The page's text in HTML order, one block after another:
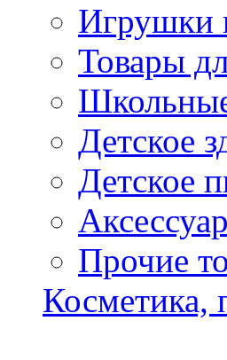
Игрушки
Товары
Детское
Детское
Прочие
Косметика,